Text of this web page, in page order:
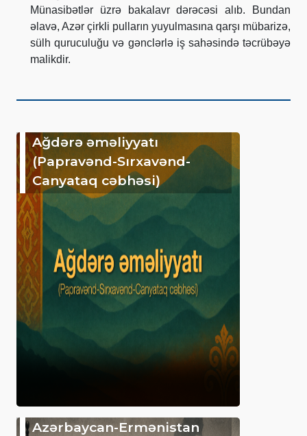
Münasibətlər üzrə bakalavr dərəcəsi alıb. Bundan
əlavə, Azər çirkli pulların yuyulmasına qarşı mübarizə,
sülh quruculuğu və gənclərlə iş sahəsində təcrübəyə
malikdir.
Ağdərə əməliyyatı
(Papravənd-Sırxavənd-
Canyataq cəbhəsi)
Azərbaycan-Ermənistan